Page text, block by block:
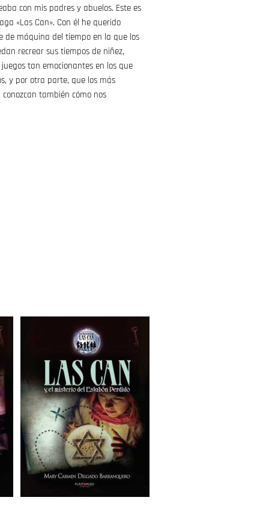
con mis padres y abuelos. Este es
«Las Can». Con él he querido
de máquina del tiempo en la que los
recrear sus tiempos de niñez,
tan emocionantes en los que
y por otra parte, que los más
también cómo nos